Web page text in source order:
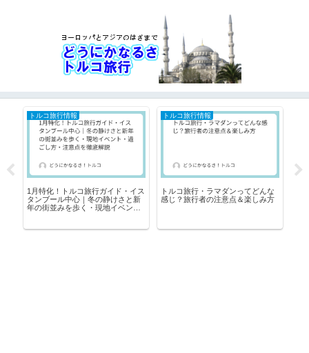
トルコ旅行情報
1月特化！トルコ旅行ガイド・イス
タンブール中心｜冬の静けさと新
年の街並みを歩く・現地イベン
トルコ旅行情報
トルコ旅行・ラマダンってどんな
感じ？旅行者の注意点＆楽しみ方